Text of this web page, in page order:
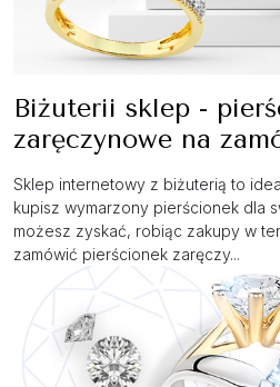
Biżuterii sklep -
zaręczynowe na
Sklep internetowy z biżuterią to
kupisz wymarzony pierścionek dla
możesz zyskać, robiąc zakupy w
zamówić pierścionek zaręczy...